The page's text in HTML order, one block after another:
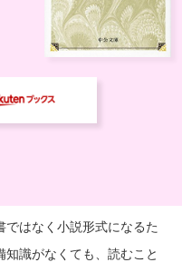
はなく小説形式になるた
識がなくても、読むこと